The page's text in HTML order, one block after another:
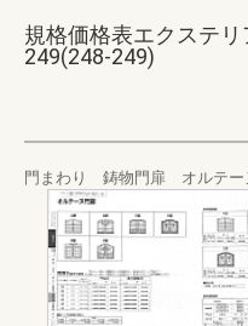
規格価格表エクステ
249(248-249)
門まわり 鋳物門扉 オルテー